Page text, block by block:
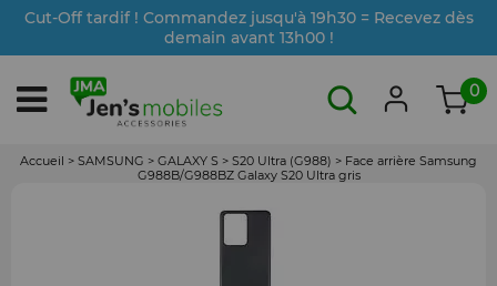
Cut-Off tardif ! Commandez jusqu'à 19h30 = Recevez dès
demain avant 13h00 !
0
Accueil > SAMSUNG > GALAXY S > S20 Ultra (G988) > Face arrière Samsung
G988B/G988BZ Galaxy S20 Ultra gris